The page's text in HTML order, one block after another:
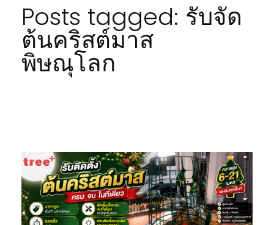
Posts tagged: รับจัด
ต้นคริสต์มาส
พิษณุโลก